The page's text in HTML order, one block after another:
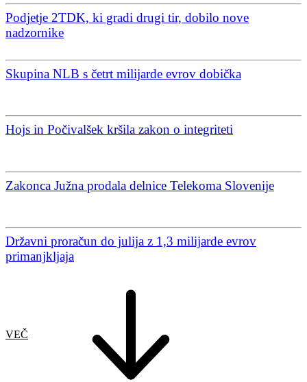
Podjetje 2TDK, ki gradi drugi tir, dobilo nove
nadzornike
Skupina NLB s četrt milijarde evrov dobička
Hojs in Počivalšek kršila zakon o integriteti
Zakonca Južna prodala delnice Telekoma Slovenije
Državni proračun do julija z 1,3 milijarde evrov
primanjkljaja
VEČ